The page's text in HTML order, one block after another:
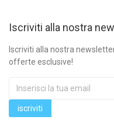
Iscriviti alla nostra
Iscriviti alla nostra
offerte esclusive!